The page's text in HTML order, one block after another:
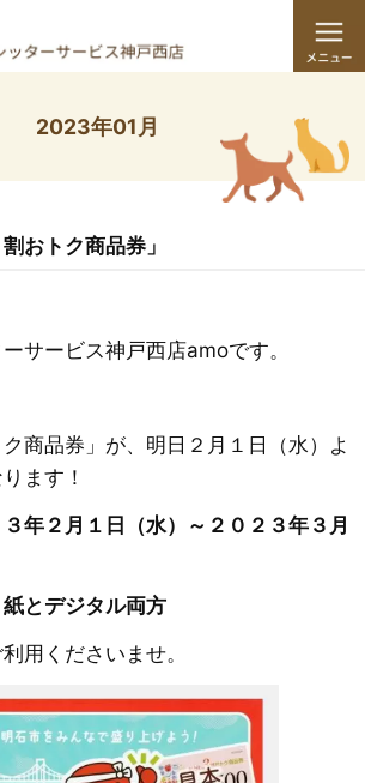
2023年01月
おトク商品券」
サービス神戸西店amoです。
ク商品券」が、明日２月１日（水）よ
ます！
年２月１日（水）～２０２３年３月
とデジタル両方
用くださいませ。